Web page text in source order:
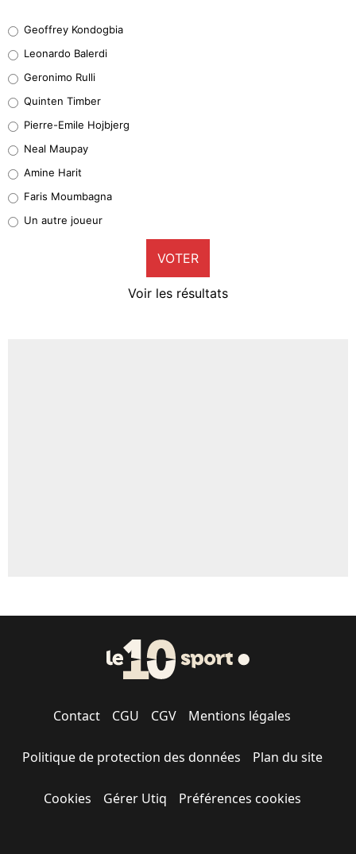
38%
32%
5%
1%
9%
Geoffrey Kondogbia
Leonardo Balerdi
Geronimo Rulli
Quinten Timber
Pierre-Emile Hojbjerg
Neal Maupay
Amine Harit
Faris Moumbagna
Un autre joueur
VOTER
Voir les résultats
Contact CGU CGV Mentions légales
Politique de protection des données Plan du site
Cookies Gérer Utiq Préférences cookies